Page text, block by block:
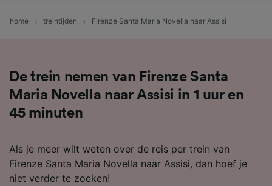
home treintijden Firenze Santa Maria Novella naar Assisi
De trein nemen van Firenze Santa
Maria Novella naar Assisi in 1 uur en
45 minuten
Als je meer wilt weten over de reis per trein van
Firenze Santa Maria Novella naar Assisi, dan hoef je
niet verder te zoeken!